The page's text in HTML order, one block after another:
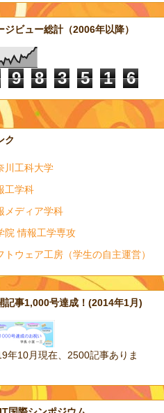
ジビュー総計（2006年以降）
9 8 3 5 1 6
ク
川工科大学
工学科
メディア学科
院 情報工学専攻
トウェア工房（学生の自主運営）
記事1,000号達成！(2014年1月)
年10月現在、2500記事ありま